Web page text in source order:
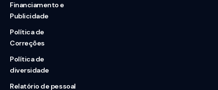
Financiamento e
Publicidade
Política de
Correções
Política de
diversidade
Relatório de pessoal